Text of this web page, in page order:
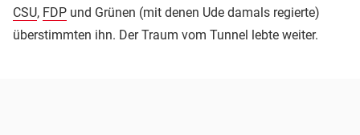
CSU, FDP und Grünen (mit denen Ude damals regierte)
überstimmten ihn. Der Traum vom Tunnel lebte weiter.